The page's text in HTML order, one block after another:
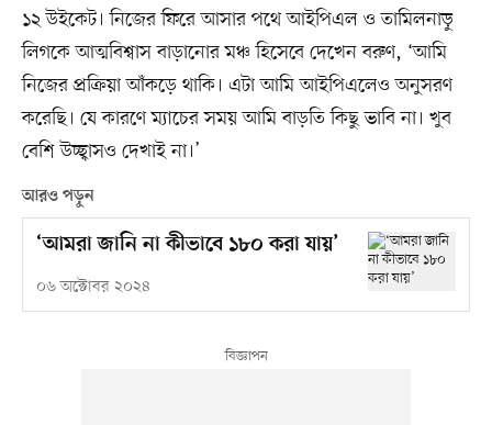
১২ উইকেট। নিজের ফিরে আসার পথে আইপিএল ও তামিলনাড়ু
লিগকে আত্মবিশ্বাস বাড়ানোর মঞ্চ হিসেবে দেখেন বরুণ, ‘আমি
নিজের প্রক্রিয়া আঁকড়ে থাকি। এটা আমি আইপিএলেও অনুসরণ
করেছি। যে কারণে ম্যাচের সময় আমি বাড়তি কিছু ভাবি না। খুব
বেশি উচ্ছ্বাসও দেখাই না।’
আরও পড়ুন
‘আমরা জানি না কীভাবে ১৮০ করা যায়’
০৬ অক্টোবর ২০২৪